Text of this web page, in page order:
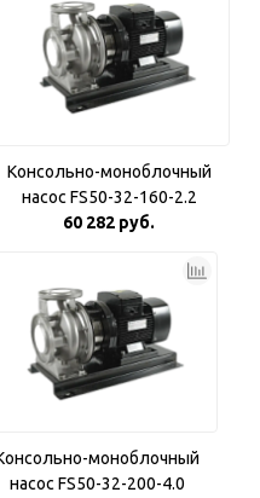
Консольно-моноблочный
насос FS50-32-160-2.2
60 282 руб.
моноблочный
насос FS50-32-200-4.0